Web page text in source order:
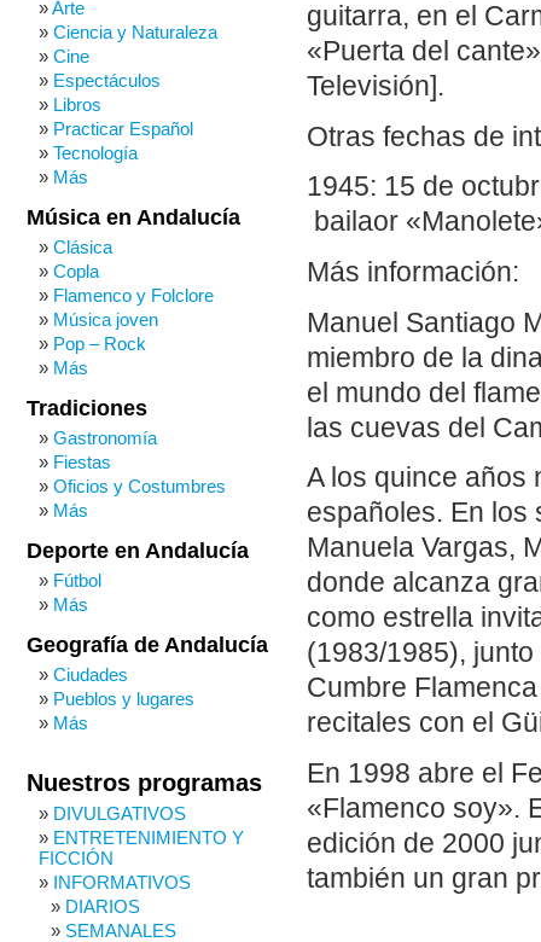
guitarra, en el
«Puerta del
Televisión].
Otras fechas de
1945: 15 de
bailaor
Más información:
Manuel Santiago
miembro de la
el mundo del
las cuevas del
A los quince años
españoles. En los
Manuela Vargas,
donde alcanza
como estrella
(1983/1985),
Cumbre
recitales con el
En 1998 abre el
«Flamenco soy».
edición de 2000
también un gran
Arte
Ciencia y Naturaleza
Cine
Espectáculos
Libros
Practicar Español
Tecnología
Más
Música en Andalucía
Clásica
Copla
Flamenco y Folclore
Música joven
Pop – Rock
Más
Tradiciones
Gastronomía
Fiestas
Oficios y Costumbres
Más
Deporte en Andalucía
Fútbol
Más
Geografía de Andalucía
Ciudades
Pueblos y lugares
Más
Nuestros programas
DIVULGATIVOS
ENTRETENIMIENTO Y
FICCIÓN
INFORMATIVOS
DIARIOS
SEMANALES